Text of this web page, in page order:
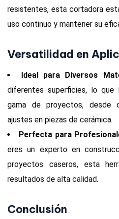
resistentes, esta cortadora
uso continuo y mantener su
Versatilidad en
Ideal para Diversos
diferentes superficies, lo que
gama de proyectos, desde
ajustes en piezas de cerámica.
Perfecta para
eres un experto en
proyectos caseros, esta
resultados de alta calidad.
Conclusión